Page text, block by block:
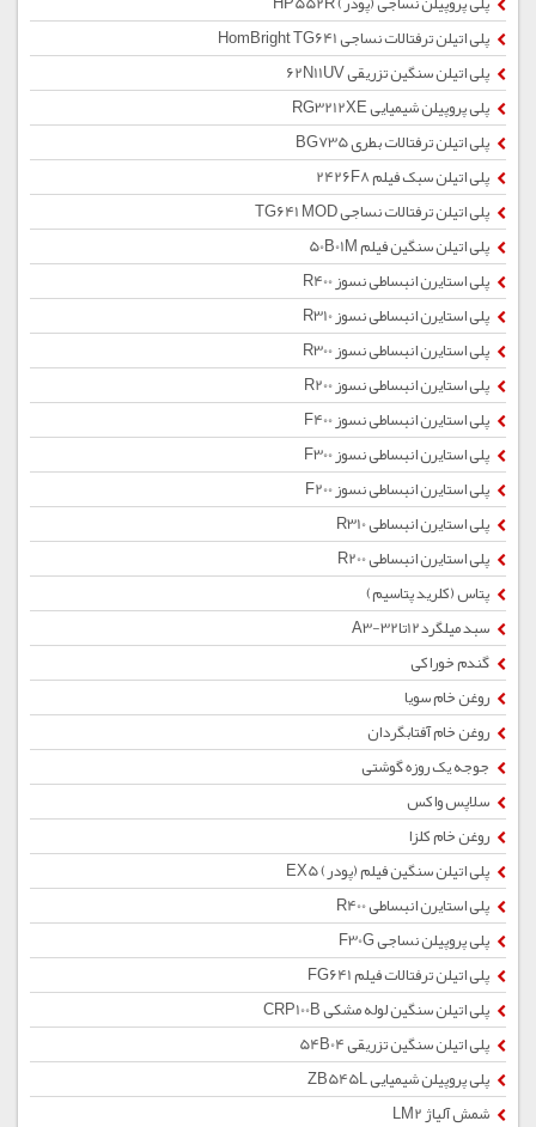
پلی اتیلن ترفتالات نساجی HomBright TG641
پلی اتیلن سنگین تزریقی 62N11UV
پلی پروپیلن شیمیایی RG3212XE
پلی اتیلن ترفتالات بطری BG735
پلی اتیلن سبک فیلم 2426F8
پلی اتیلن ترفتالات نساجی TG641 MOD
پلی اتیلن سنگین فیلم 50B01M
پلی استایرن انبساطی نسوز R400
پلی استایرن انبساطی نسوز R310
پلی استایرن انبساطی نسوز R300
پلی استایرن انبساطی نسوز R200
پلی استایرن انبساطی نسوز F400
پلی استایرن انبساطی نسوز F300
پلی استایرن انبساطی نسوز F200
پلی استایرن انبساطی R310
پلی استایرن انبساطی R200
پتاس (کلرید پتاسیم)
سبد میلگرد12تا32-A3
گندم خوراکی
روغن خام سویا
روغن خام آفتابگردان
جوجه یک روزه گوشتی
سلاپس واکس
روغن خام کلزا
پلی اتیلن سنگین فیلم (پودر) EX5
پلی استایرن انبساطی R400
پلی پروپیلن نساجی F30G
پلی اتیلن ترفتالات فیلم FG641
پلی اتیلن سنگین لوله مشکی CRP100B
پلی اتیلن سنگین تزریقی 54B04
پلی پروپیلن شیمیایی ZB545L
شمش آلیاژ LM2